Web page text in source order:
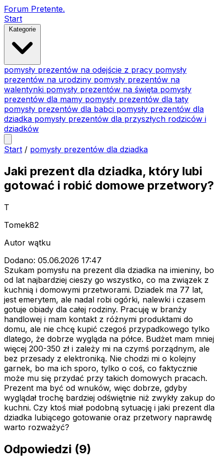
Forum Pretente.
Start
Kategorie
pomysły prezentów na odejście z pracy pomysły
prezentów na urodziny pomysły prezentów na
walentynki pomysły prezentów na święta pomysły
prezentów dla mamy pomysły prezentów dla taty
pomysły prezentów dla babci pomysły prezentów dla
dziadka pomysły prezentów dla przyszłych rodziców i
dziadków
Start / pomysły prezentów dla dziadka
Jaki prezent dla dziadka, który lubi
gotować i robić domowe przetwory?
T
Tomek82
Autor wątku
Dodano: 05.06.2026 17:47
Szukam pomysłu na prezent dla dziadka na imieniny, bo
od lat najbardziej cieszy go wszystko, co ma związek z
kuchnią i domowymi przetworami. Dziadek ma 77 lat,
jest emerytem, ale nadal robi ogórki, nalewki i czasem
gotuje obiady dla całej rodziny. Pracuję w branży
handlowej i mam kontakt z różnymi produktami do
domu, ale nie chcę kupić czegoś przypadkowego tylko
dlatego, że dobrze wygląda na półce. Budżet mam mniej
więcej 200-350 zł i zależy mi na czymś porządnym, ale
bez przesady z elektroniką. Nie chodzi mi o kolejny
garnek, bo ma ich sporo, tylko o coś, co faktycznie
może mu się przydać przy takich domowych pracach.
Prezent ma być od wnuków, więc dobrze, gdyby
wyglądał trochę bardziej odświętnie niż zwykły zakup do
kuchni. Czy ktoś miał podobną sytuację i jaki prezent dla
dziadka lubiącego gotowanie oraz przetwory naprawdę
warto rozważyć?
Odpowiedzi (9)